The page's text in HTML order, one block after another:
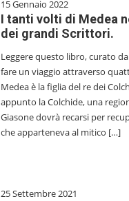
15 Gennaio 2022
I tanti volti di Medea
dei grandi Scrittori.
Leggere questo libro, curato
fare un viaggio attraverso
Medea è la figlia del re dei
appunto la Colchide, una
Giasone dovrà recarsi per
che apparteneva al mitico […]
25 Settembre 2021